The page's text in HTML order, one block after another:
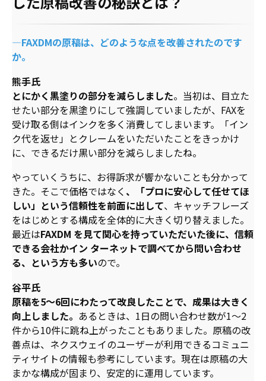
―FAXDMの原稿は、どのような点を改善されたのです
か。
熊手氏
とにかく黒塗りの部分を減らしました。当初は、目立た
せたい部分を黒塗りにして強調していましたが、FAXを
受け取る側はインクを多く消費してしまいます。「イン
ク代を返せ」とクレームをいただいたことをきっかけ
に、できるだけ黒い部分を減らしましたね。
やっていくうちに、お得訴求が響かないことも分かって
きた。そこで価格ではなく、「プロに安心して任せてほ
しい」という信頼性を前面に出して、キャッチフレーズ
をはじめとする構成を全体的に大きく切り替えました。
最近はFAXDM を見て関心を持っていただいた後に、信頼
できる会社かイン ターネットで調べてから問い合わせ
る、という方も多いので。
谷平氏
原稿を5～6回にわたって改良したことで、成果は大きく
向上しました。 あるときは、1日の問い合わせ数が1～2
件から10件に跳ね上がったこともありました。原稿の改
善点は、ネクスウェイのユーザーが利用できるコミュニ
ティサイトの情報も参考にしています。現在は原稿の大
まかな構成が固まり、安定的に運用しています。